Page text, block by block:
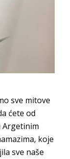
sve mitove
ćete od
Argetinim
koje
sve naše